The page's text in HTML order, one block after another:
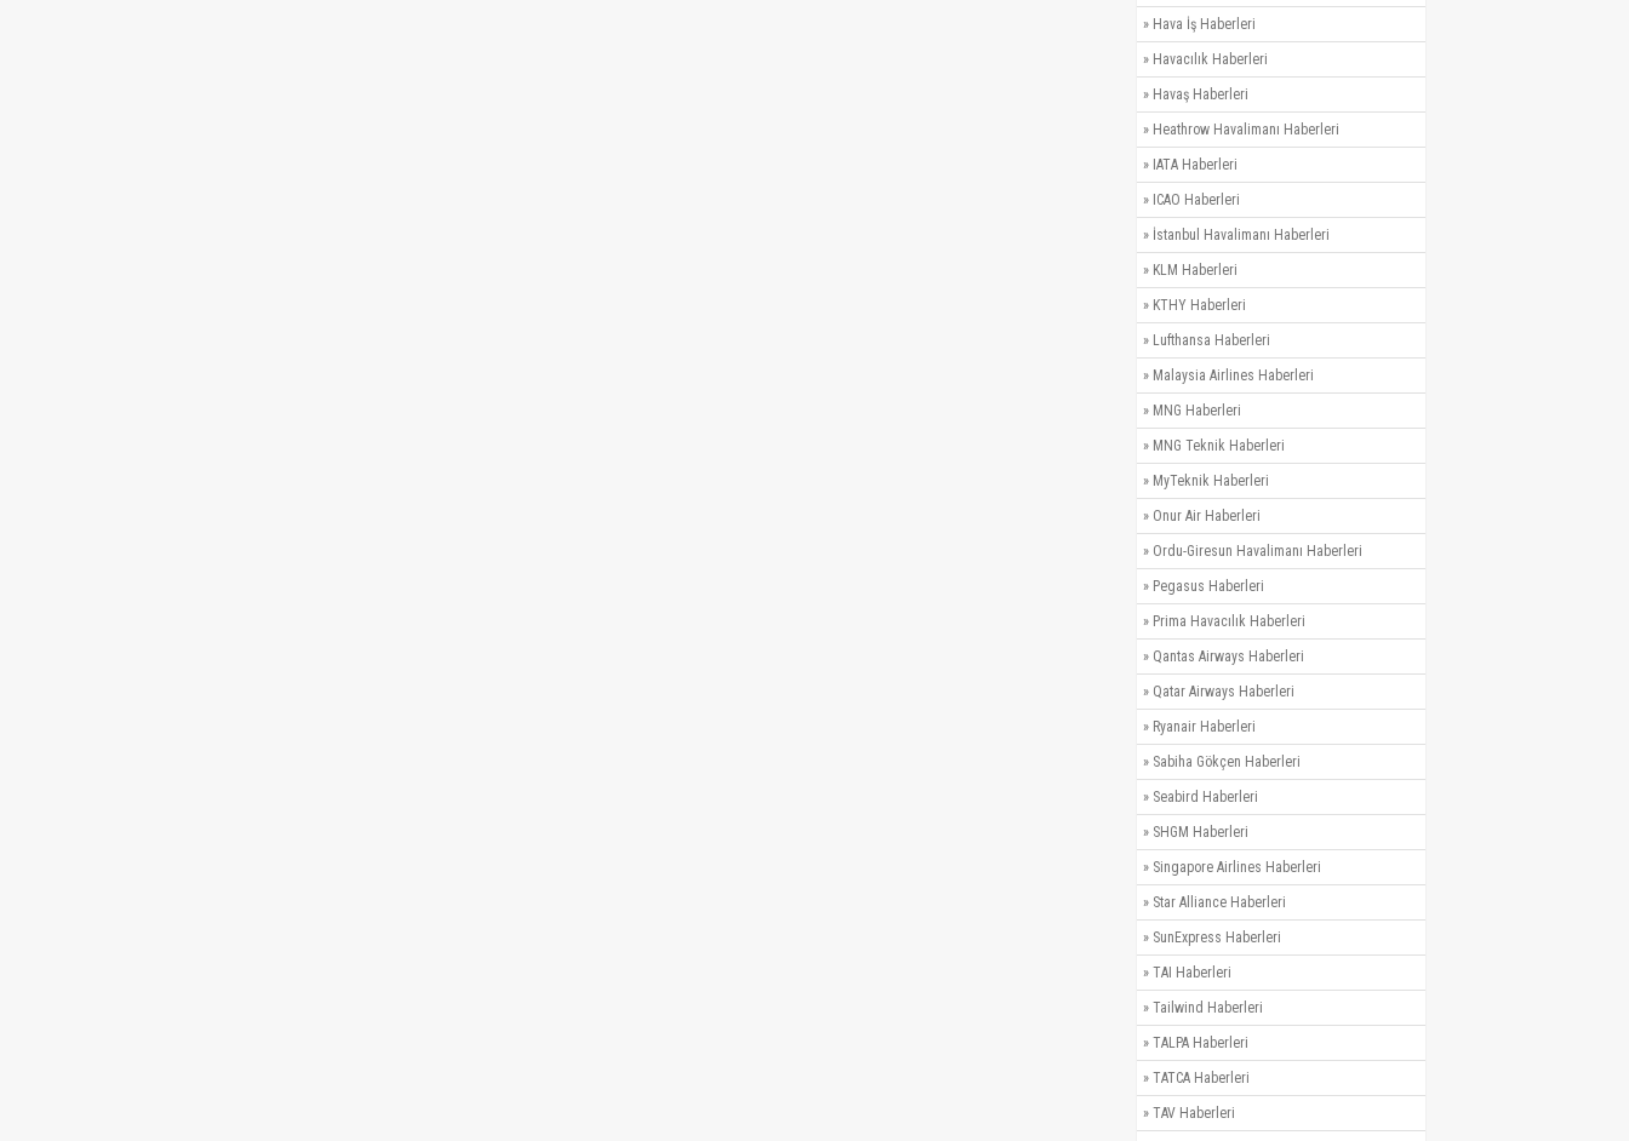
» Hava İş Haberleri
» Havacılık Haberleri
» Havaş Haberleri
» Heathrow Havalimanı Haberleri
» IATA Haberleri
» ICAO Haberleri
» İstanbul Havalimanı Haberleri
» KLM Haberleri
» KTHY Haberleri
» Lufthansa Haberleri
» Malaysia Airlines Haberleri
» MNG Haberleri
» MNG Teknik Haberleri
» MyTeknik Haberleri
» Onur Air Haberleri
» Ordu-Giresun Havalimanı Haberleri
» Pegasus Haberleri
» Prima Havacılık Haberleri
» Qantas Airways Haberleri
» Qatar Airways Haberleri
» Ryanair Haberleri
» Sabiha Gökçen Haberleri
» Seabird Haberleri
» SHGM Haberleri
» Singapore Airlines Haberleri
» Star Alliance Haberleri
» SunExpress Haberleri
» TAI Haberleri
» Tailwind Haberleri
» TALPA Haberleri
» TATCA Haberleri
» TAV Haberleri